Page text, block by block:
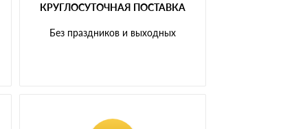
КРУГЛОСУТОЧНАЯ ПОСТАВКА
Без праздников и выходных